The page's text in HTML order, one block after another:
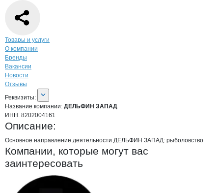
Навигация по странице
Товары и услуги
О компании
Бренды
Вакансии
Новости
Отзывы
О компании
Реквизиты
Реквизиты:
Название компании: ДЕЛЬФИН ЗАПАД
ИНН: 8202004161
Описание:
Основное направление деятельности ДЕЛЬФИН ЗАПАД: рыболовство
Компании, которые могут вас
заинтересовать